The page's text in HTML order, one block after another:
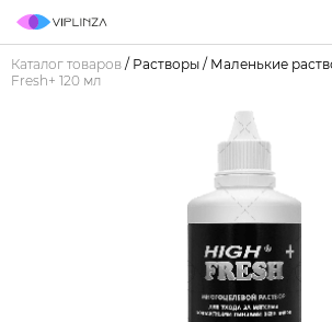
Каталог товаров / Растворы / Маленькие
Fresh+ 120 мл